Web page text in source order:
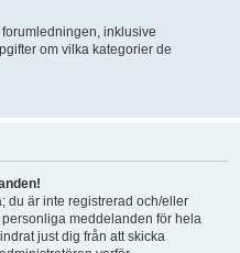
inklusive
om vilka kategorier de
du är inte registrerad och/eller
meddelanden för hela
just dig från att skicka